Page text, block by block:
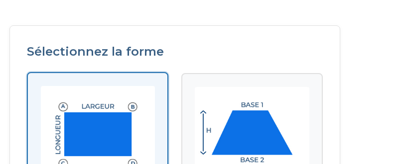
Sélectionnez la forme